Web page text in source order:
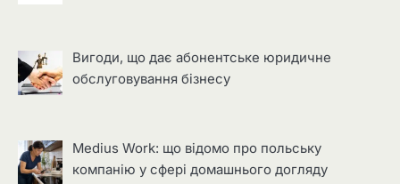
Вигоди, що дає абонентське юридичне
обслуговування бізнесу
Medius Work: що відомо про польську
компанію у сфері домашнього догляду